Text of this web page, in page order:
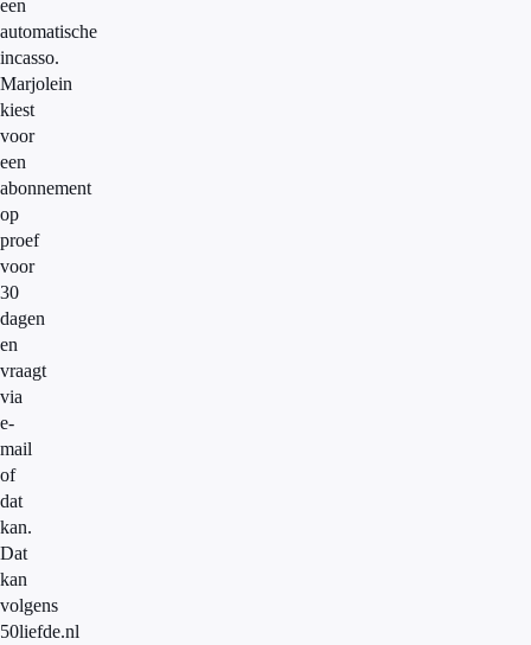
een
automatische
incasso.
Marjolein
kiest
voor
een
abonnement
op
proef
voor
30
dagen
en
vraagt
via
e-
mail
of
dat
kan.
Dat
kan
volgens
50liefde.nl